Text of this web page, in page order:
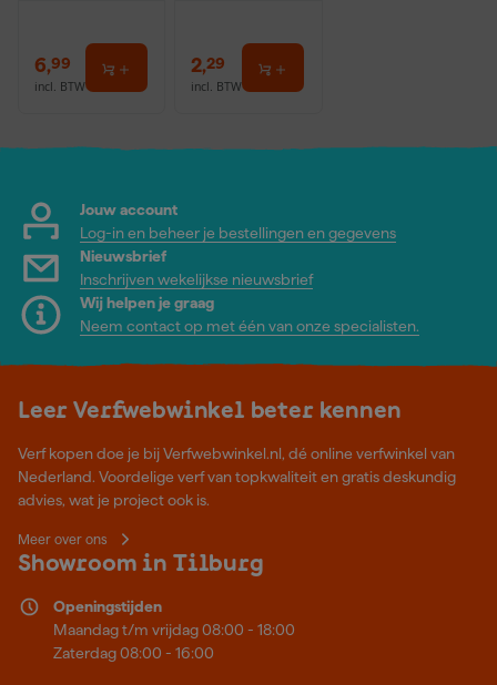
6,99
incl. BTW
2,29
incl. BTW
Jouw account
Log-in en beheer je bestellingen en gegevens
Nieuwsbrief
Inschrijven wekelijkse nieuwsbrief
Wij helpen je graag
Neem contact op met één van onze specialisten.
Leer Verfwebwinkel beter kennen
Verf kopen doe je bij Verfwebwinkel.nl, dé online verfwinkel van
Nederland. Voordelige verf van topkwaliteit en gratis deskundig
advies, wat je project ook is.
Meer over ons
Showroom in Tilburg
Openingstijden
Maandag t/m vrijdag 08:00 - 18:00
Zaterdag 08:00 - 16:00